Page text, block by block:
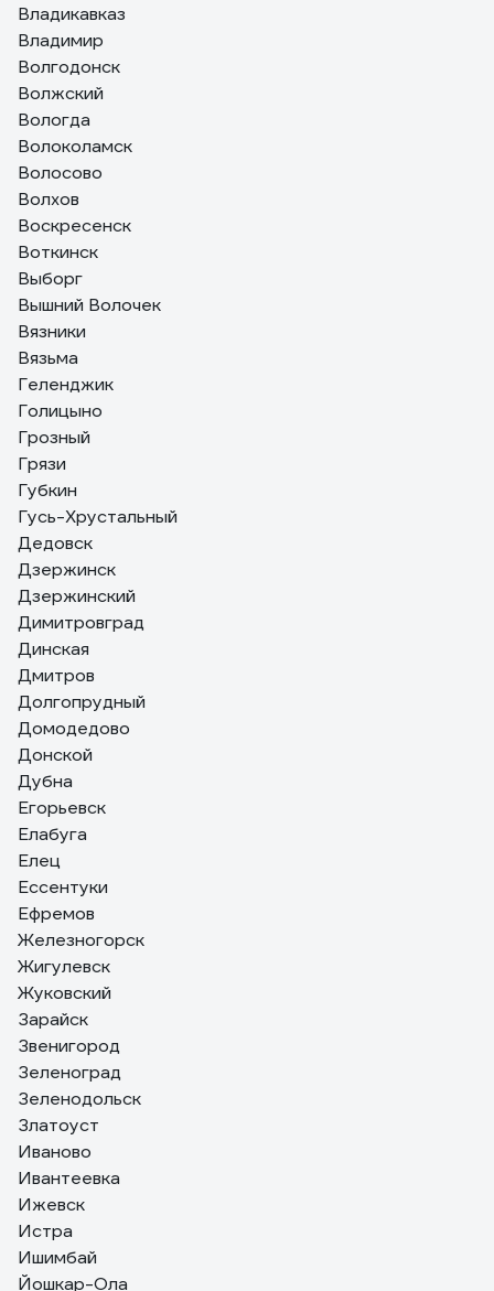
Владикавказ
Владимир
Волгодонск
Волжский
Вологда
Волоколамск
Волосово
Волхов
Воскресенск
Воткинск
Выборг
Вышний Волочек
Вязники
Вязьма
Геленджик
Голицыно
Грозный
Грязи
Губкин
Гусь-Хрустальный
Дедовск
Дзержинск
Дзержинский
Димитровград
Динская
Дмитров
Долгопрудный
Домодедово
Донской
Дубна
Егорьевск
Елабуга
Елец
Ессентуки
Ефремов
Железногорск
Жигулевск
Жуковский
Зарайск
Звенигород
Зеленоград
Зеленодольск
Златоуст
Иваново
Ивантеевка
Ижевск
Истра
Ишимбай
Йошкар-Ола